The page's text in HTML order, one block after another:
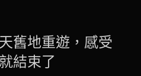
舊地重遊，感受
結束了